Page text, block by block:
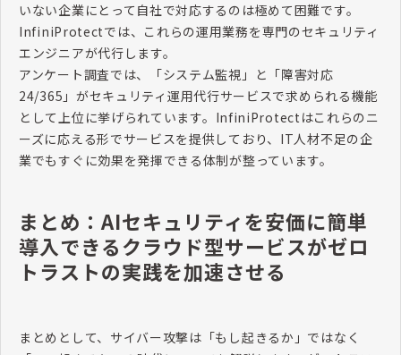
いない企業にとって自社で対応するのは極めて困難です。
InfiniProtectでは、これらの運用業務を専門のセキュリティ
エンジニアが代行します。
アンケート調査では、「システム監視」と「障害対応
24/365 」がセキュリティ運用代行サービスで求められる機能
として上位に挙げられています。 InfiniProtect はこれらのニ
ーズに応える形でサービスを提供しており、 IT人材不足の企
業でもすぐに効果を発揮できる体制が整っています。
まとめ：AIセキュリティを安価に簡単
導入できるクラウド型サービスがゼロ
トラストの実践を加速させる
まとめとして、サイバー攻撃は「もし起きるか」ではなく